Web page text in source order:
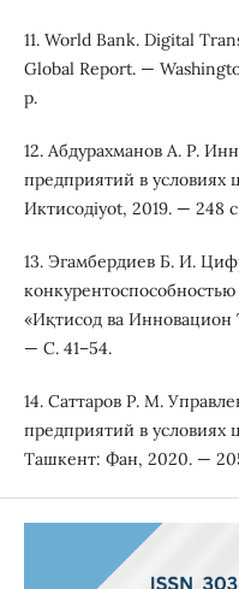
11. World Bank. Digital
Global Report. —
p.
12. Абдурахманов А. Р.
предприятий в
Иктисодiyot, 2019. — 248
13. Эгамбердиев Б. И.
«Иқтисод ва
— С. 41–54.
14. Саттаров Р. М.
предприятий в
Ташкент: Фан, 2020. —